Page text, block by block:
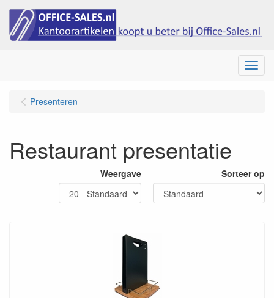
Menu
Presenteren
Restaurant presentatie
Weergave Sorteer op